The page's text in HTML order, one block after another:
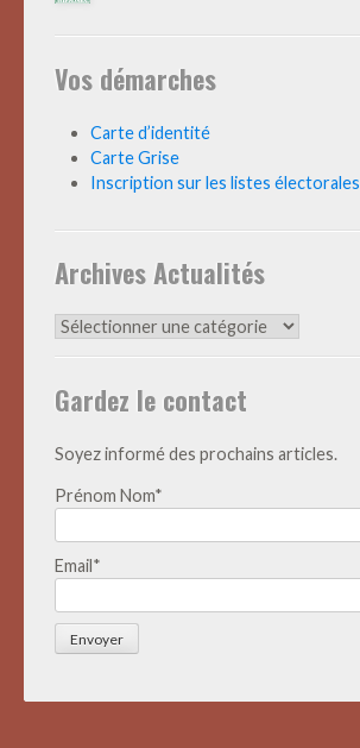
Vos démarches
Carte d’identité
Carte Grise
Inscription sur les listes électorales
Archives Actualités
Archives
Gardez le contact
Soyez informé des prochains articles.
Prénom Nom*
Email*